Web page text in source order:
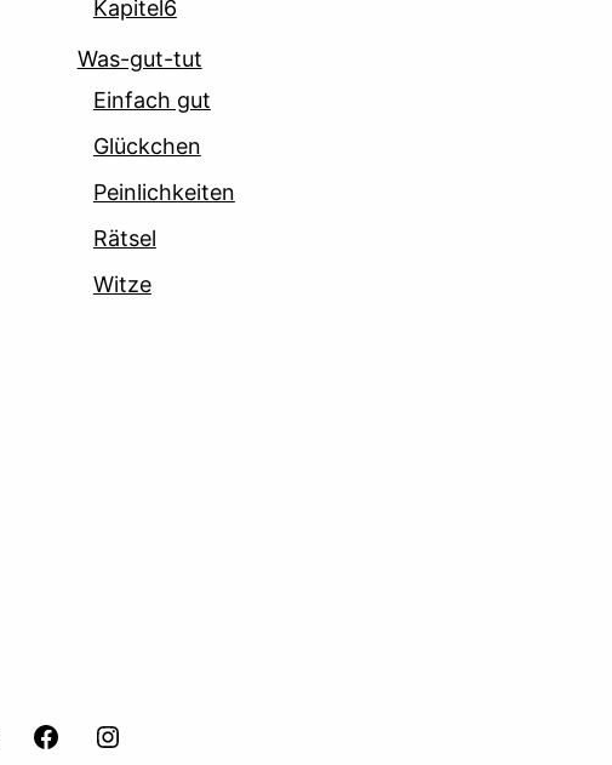
Kapitel6
Was-gut-tut
Einfach gut
Glückchen
Peinlichkeiten
Rätsel
Witze
facebook